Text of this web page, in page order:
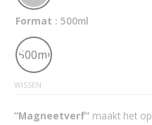
Format : 500ml
500ml
WISSEN
“Magneetverf” maakt het